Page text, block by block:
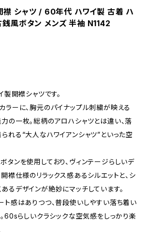
襟 シャツ / 60年代 ハワイ製 古着 ハ
銭風ボタン メンズ 半袖 N1142
開襟シャツです。
ラーに、胸元のパイナップル刺繍が映える
の一枚。総柄のアロハシャツとは違い、落
れる“大人なハワイアンシャツ”といった空
タンを使用しており、ヴィンテージらしいデ
開襟仕様のリラックス感あるシルエットと、シ
るデザインが絶妙にマッチしています。
ト感はありつつ、普段使いしやすい落ち着い
60sらしいクラシックな空気感をしっかり楽